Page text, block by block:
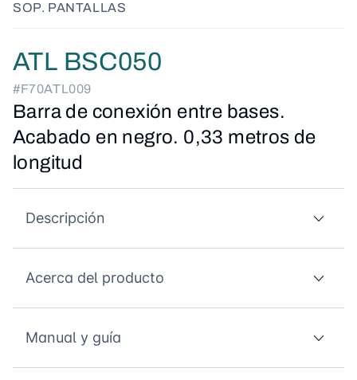
SOP. PANTALLAS
ATL BSC050
#F70ATL009
Barra de conexión entre bases.
Acabado en negro. 0,33 metros de
longitud
Descripción
Acerca del producto
Manual y guía